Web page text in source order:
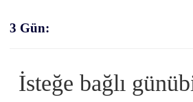
3 Gün:
İsteğe bağlı